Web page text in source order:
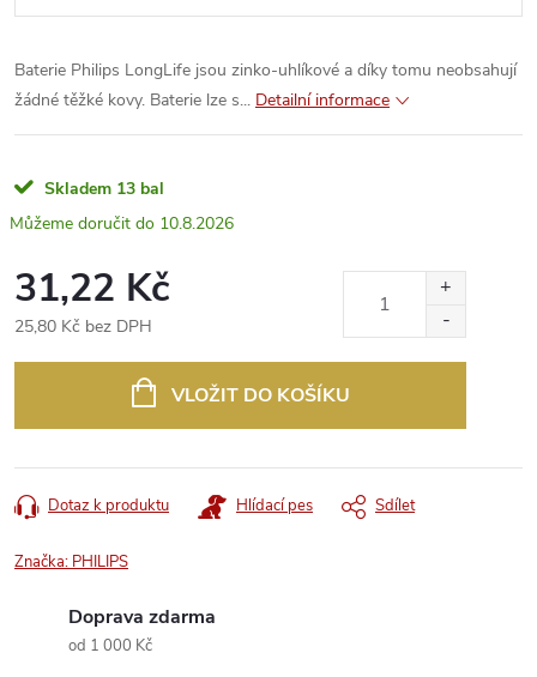
Baterie Philips LongLife jsou zinko-uhlíkové a díky tomu neobsahují
žádné těžké kovy. Baterie lze s... Detailní informace
Skladem 13 bal
10.8.2026
31,22 Kč
25,80 Kč bez DPH
VLOŽIT DO KOŠÍKU
Dotaz k produktu Hlídací pes Sdílet
Značka: PHILIPS
Doprava zdarma
od 1 000 Kč